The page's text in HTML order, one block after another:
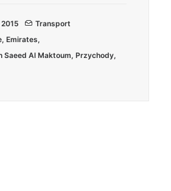
Transport
, Emirates,
Saeed Al Maktoum, Przychody,